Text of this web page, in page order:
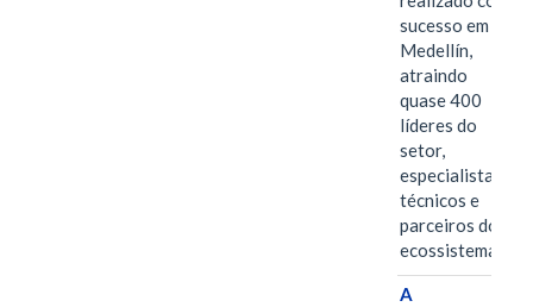
sucesso em
Medellín,
atraindo
quase 400
líderes do
setor,
especialistas
técnicos e
parceiros do
ecossistema.…
A